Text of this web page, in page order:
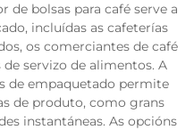
de bolsas para café serve a
incluídas as cafeterías
os comerciantes de café
servizo de alimentos. A
de empaquetado permite
de produto, como grans
instantáneas. As opcións